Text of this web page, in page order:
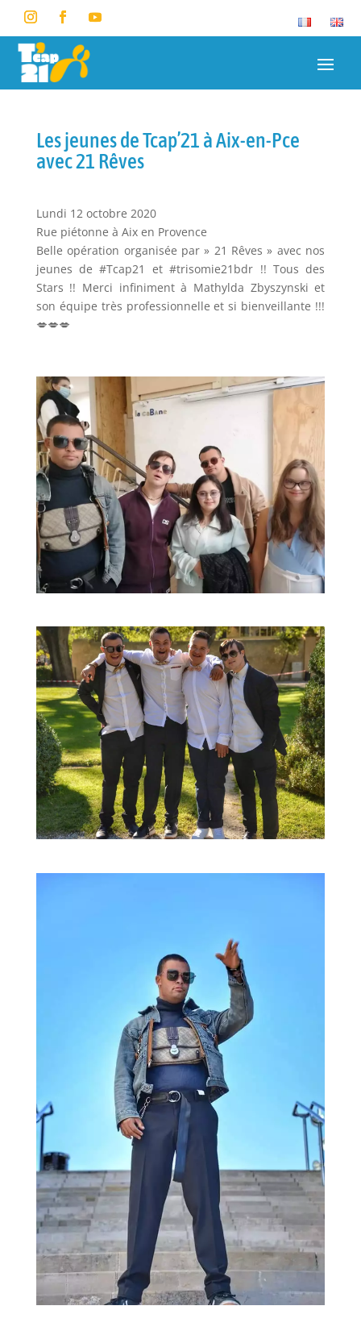
Les jeunes de Tcap’21 à Aix-en-Pce
avec 21 Rêves
Lundi 12 octobre 2020
Rue piétonne à Aix en Provence
Belle opération organisée par » 21 Rêves » avec nos
jeunes de #Tcap21 et #trisomie21bdr !! Tous des
Stars !! Merci infiniment à Mathylda Zbyszynski et
son équipe très professionnelle et si bienveillante !!!
💋💋💋